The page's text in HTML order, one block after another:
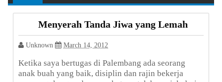
Menyerah Tanda Jiwa yang Lemah
Unknown March 14, 2012
Ketika saya bertugas di Palembang ada seorang
anak buah yang baik, disiplin dan rajin bekerja